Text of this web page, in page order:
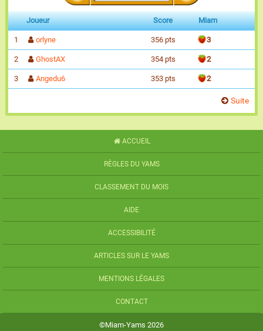
Joueur Score Miam
1 orlyne 356 pts 3
2 GhostAX 354 pts 2
3 Angedu6 353 pts 2
Suite
ACCUEIL
RÈGLES DU YAMS
CLASSEMENT DU MOIS
AIDE
ACCESSIBILITÉ
ARTICLES SUR LE YAMS
MENTIONS LÉGALES
CONTACT
©Miam-Yams 2026